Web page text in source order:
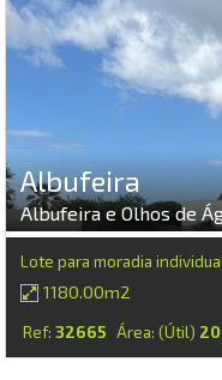
Albufeira
Albufeira e Olhos de
Lote para moradia
1180.00m2
Ref: 32665 Área: (Útil)